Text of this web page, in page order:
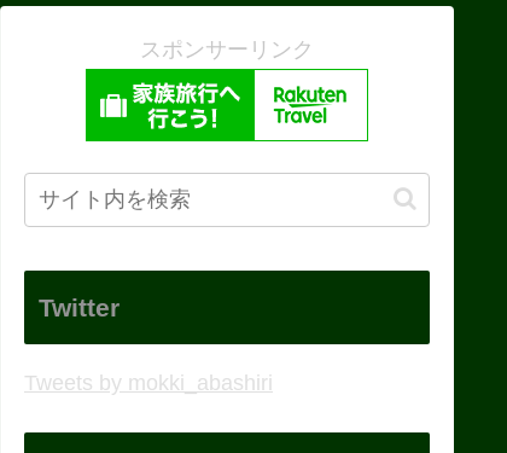
スポンサーリンク
Twitter
Tweets by mokki_abashiri